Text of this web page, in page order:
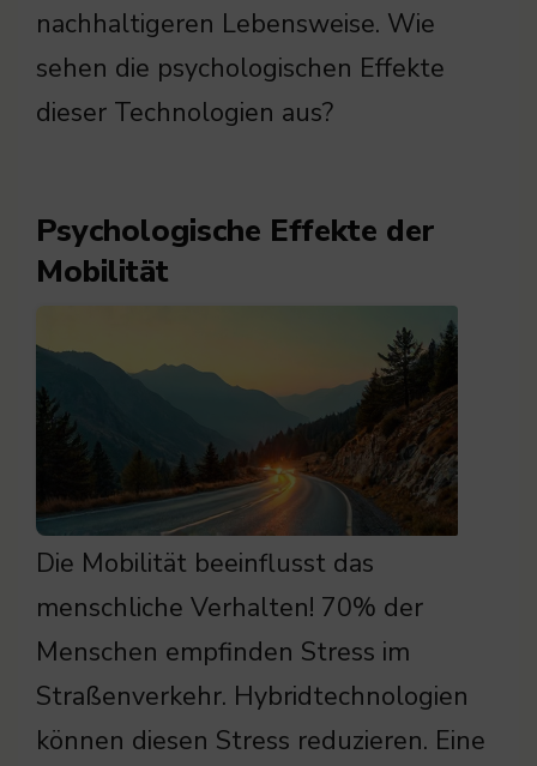
nachhaltigeren Lebensweise. Wie
sehen die psychologischen Effekte
dieser Technologien aus?
Psychologische Effekte der
Mobilität
Die Mobilität beeinflusst das
menschliche Verhalten! 70% der
Menschen empfinden Stress im
Straßenverkehr. Hybridtechnologien
können diesen Stress reduzieren. Eine